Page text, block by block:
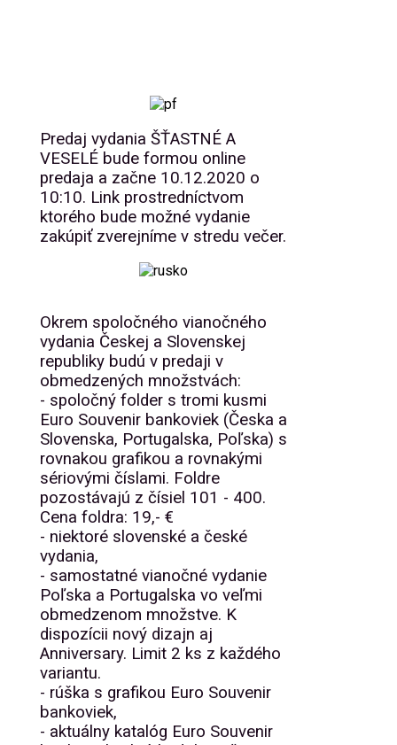
Predaj vydania ŠŤASTNÉ A
VESELÉ bude formou online
predaja a začne 10.12.2020 o
10:10. Link prostredníctvom
ktorého bude možné vydanie
zakúpiť zverejníme v stredu večer.
Okrem spoločného vianočného
vydania Českej a Slovenskej
republiky budú v predaji v
obmedzených množstvách:
- spoločný folder s tromi kusmi
Euro Souvenir bankoviek (Česka a
Slovenska, Portugalska, Poľska) s
rovnakou grafikou a rovnakými
sériovými číslami. Foldre
pozostávajú z čísiel 101 - 400.
Cena foldra: 19,- €
- niektoré slovenské a české
vydania,
- samostatné vianočné vydanie
Poľska a Portugalska vo veľmi
obmedzenom množstve. K
dispozícii nový dizajn aj
Anniversary. Limit 2 ks z každého
variantu.
- rúška s grafikou Euro Souvenir
bankoviek,
- aktuálny katalóg Euro Souvenir